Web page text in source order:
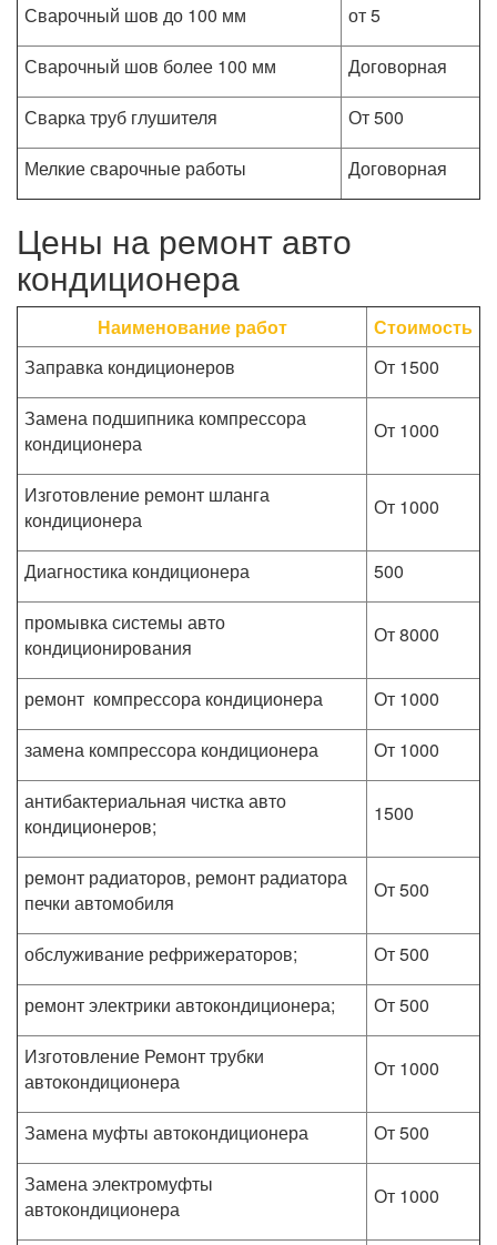
Сварочный шов до 100 мм
от 5
Сварочный шов более 100 мм
Договорная
Сварка труб глушителя
От 500
Мелкие сварочные работы
Договорная
Цены на ремонт авто
кондиционера
Наименование работ
Стоимость
Заправка кондиционеров
От 1500
Замена подшипника компрессора
кондиционера
От 1000
Изготовление ремонт шланга
кондиционера
От 1000
Диагностика кондиционера
500
промывка системы авто
кондиционирования
От 8000
ремонт компрессора кондиционера
От 1000
замена компрессора кондиционера
От 1000
антибактериальная чистка авто
кондиционеров;
1500
ремонт радиаторов, ремонт радиатора
печки автомобиля
От 500
обслуживание рефрижераторов;
От 500
ремонт электрики автокондиционера;
От 500
Изготовление Ремонт трубки
автокондиционера
От 1000
Замена муфты автокондиционера
От 500
Замена электромуфты
автокондиционера
От 1000